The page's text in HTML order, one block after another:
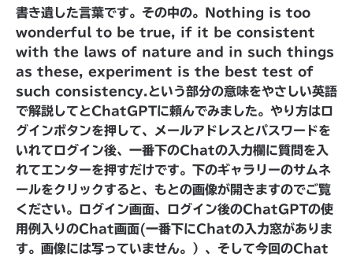
書き遺した言葉です。その中の。Nothing is too
wonderful to be true, if it be consistent
with the laws of nature and in such things
as these, experiment is the best test of
such consistency.という部分の意味をやさしい英語
で解説してとChatGPTに頼んでみました。やり方はロ
グインボタンを押して、メールアドレスとパスワードを
いれてログイン後、一番下のChatの入力欄に質問を入
れてエンターを押すだけです。下のギャラリーのサムネ
ールをクリックすると、もとの画像が開きますのでご覧
ください。ログイン画面、ログイン後のChatGPTの使
用例入りのChat画面(一番下にChatの入力窓がありま
す。画像には写っていません。）、そして今回のChat